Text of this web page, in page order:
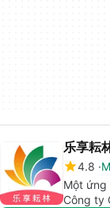
乐享耘
4.8
Một ứng
Công ty